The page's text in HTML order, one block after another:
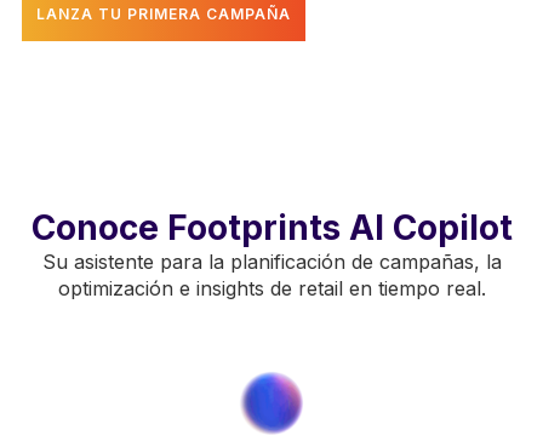
LANZA TU PRIMERA CAMPAÑA
Conoce Footprints AI Copilot
Su asistente para la planificación de campañas, la
optimización e insights de retail en tiempo real.